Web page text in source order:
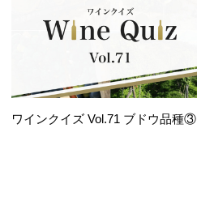
ワインクイズ Vol.71 ブドウ品種③